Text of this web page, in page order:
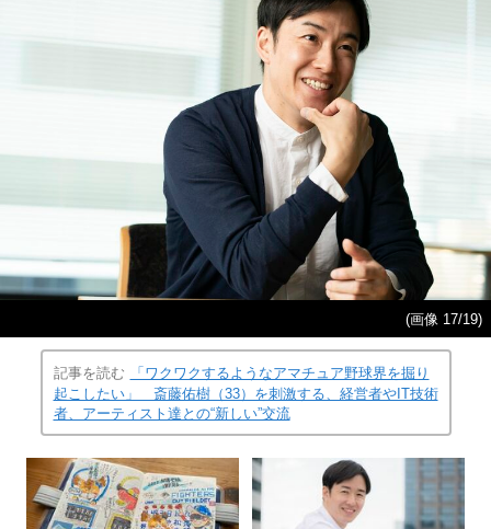
(画像 17/19)
記事を読む
「ワクワクするようなアマチュア野球界を掘り
起こしたい」 斎藤佑樹（33）を刺激する、経営者やIT技術
者、アーティスト達との“新しい”交流